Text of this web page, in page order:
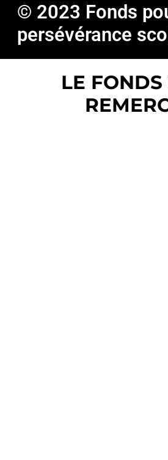
© 2023 Fonds
persévérance
LE FONDS